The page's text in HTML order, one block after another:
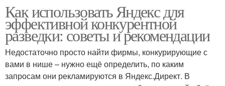
Как использовать Яндекс для
эффективной конкурентной
разведки: советы и рекомендации
Недостаточно просто найти фирмы, конкурирующие с
вами в нише – нужно ещё определить, по каким
запросам они рекламируются в Яндекс.Директ. В